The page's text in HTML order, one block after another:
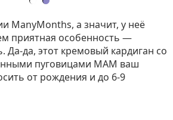
ManyMonths, а значит, у неё
приятная особенность —
Да-да, этот кремовый кардиган со
пуговицами МАМ ваш
от рождения и до 6-9